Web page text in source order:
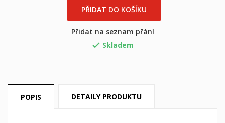
PŘIDAT DO KOŠÍKU
Přidat na seznam přání
 Skladem
POPIS DETAILY PRODUKTU
Můj seznam přání
Přihlásit se
((cancelText))